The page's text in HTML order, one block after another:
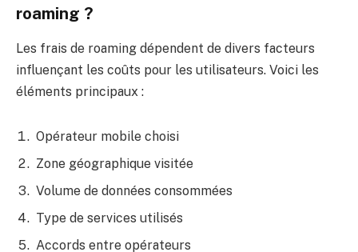
roaming ?
Les frais de roaming dépendent de divers facteurs
influençant les coûts pour les utilisateurs. Voici les
éléments principaux :
Opérateur mobile choisi
Zone géographique visitée
Volume de données consommées
Type de services utilisés
Accords entre opérateurs